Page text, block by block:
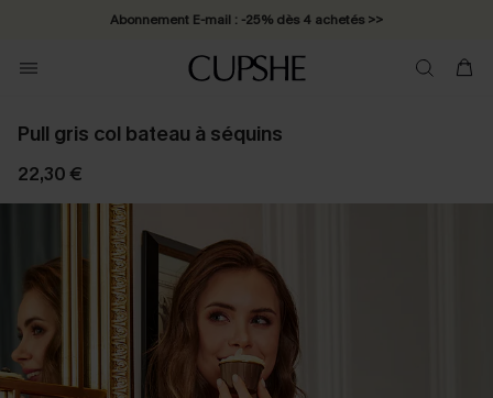
Abonnement E-mail : -25% dès 4 achetés >>
Pull gris col bateau à séquins
22,30 €